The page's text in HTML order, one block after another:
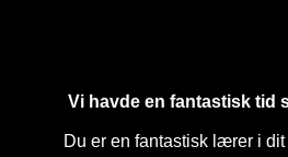
Vi havde en fantastisk tid
Du er en fantastisk lærer i